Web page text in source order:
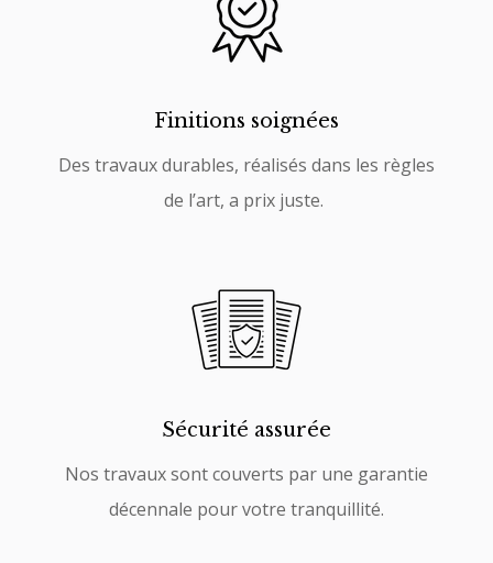
Finitions soignées
Des travaux durables, réalisés dans les règles
de l’art, a prix juste.
Sécurité assurée
Nos travaux sont couverts par une garantie
décennale pour votre tranquillité.